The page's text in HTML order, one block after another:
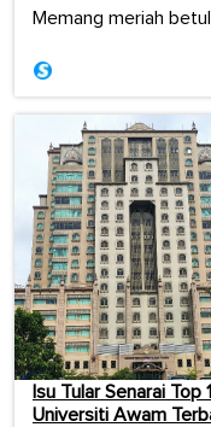
Memang meriah
Isu Tular Senarai Top
Universiti Awam